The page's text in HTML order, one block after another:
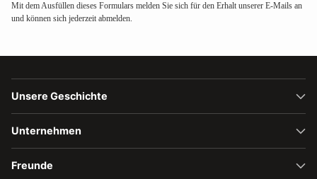
Mit dem Ausfüllen dieses Formulars melden Sie sich für den Erhalt unserer E-Mails an
und können sich jederzeit abmelden.
Unsere Geschichte
Unternehmen
Freunde